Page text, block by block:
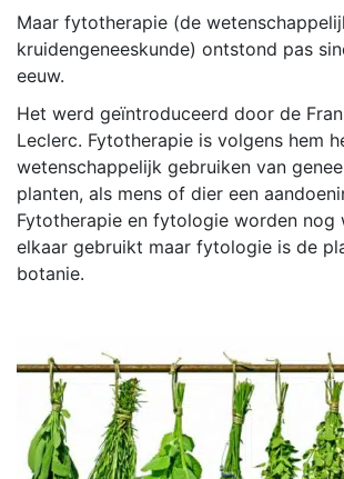
Maar fytotherapie (de
kruidengeneeskunde) ontstond pas
eeuw.
Het werd geïntroduceerd door de
Leclerc. Fytotherapie is volgens hem
wetenschappelijk gebruiken van
planten, als mens of dier een
Fytotherapie en fytologie worden nog
elkaar gebruikt maar fytologie is de
botanie.